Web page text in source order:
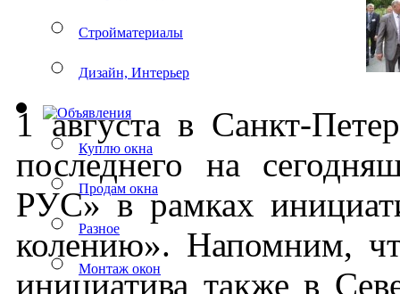
Стройматериалы
Дизайн, Интерьер
Куплю окна
Продам окна
Разное
Монтаж окон
1 ав­густа в Санкт-
пос­ледне­го на
РУС» в рам­ках
коле­нию». На­пом­ним,
ини­ци­ати­ва так­же в